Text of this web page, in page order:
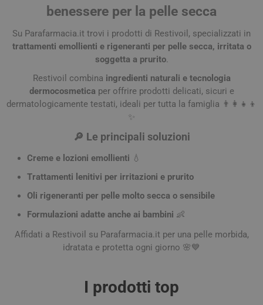
benessere per la pelle secca
Su Parafarmacia.it trovi i prodotti di Restivoil , specializzati in
trattamenti emollienti e rigeneranti per pelle secca, irritata o
soggetta a prurito.
Restivoil combina ingredienti naturali e tecnologia
dermocosmeticaper offrire prodotti delicati, sicuri e
dermatologicamente testati, ideali per tutta la famiglia 👨‍👩‍👧‍👦
✨
🔎 Le principali soluzioni
Creme e lozioni emollienti 💧
Trattamenti lenitivi per irritazioni e prurito
Oli rigeneranti per pelle molto secca o sensibile
Formulazioni adatte anche ai bambini 👶
Affidati a Restivoil su Parafarmacia.it per una pelle morbida,
idratata e protetta ogni giorno 🌸💙
I prodotti top